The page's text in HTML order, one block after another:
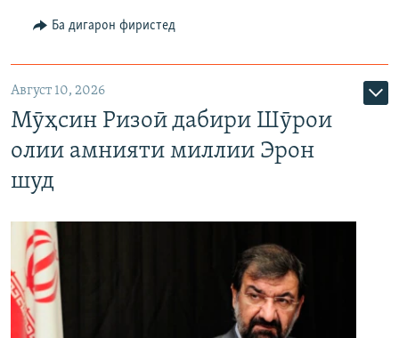
Ба дигарон фиристед
Август 10, 2026
Мӯҳсин Ризоӣ дабири Шӯрои
олии амнияти миллии Эрон
шуд